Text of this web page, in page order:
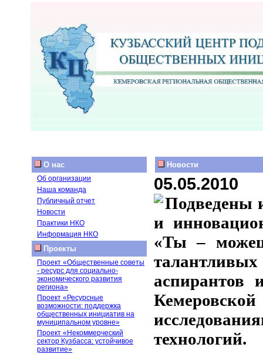
О нас
Об организации
Наша команда
Публичный отчет
Новости
Практики НКО
Информация НКО
Проекты
Проект «Общественные советы
- ресурс для социально-
экономического развития
региона»
Проект «Ресурсные
возможности: поддержка
общественных инициатив на
муниципальном уровне»
Проект «Некоммерческий
сектор Кузбасса: устойчивое
развитие»
Новости
05.05.2010
Подведены
и
«Ты –
аспирантов
технологий.